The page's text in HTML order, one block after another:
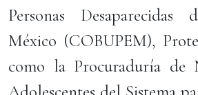
Personas
México (COBUPEM),
como la Procuraduría de